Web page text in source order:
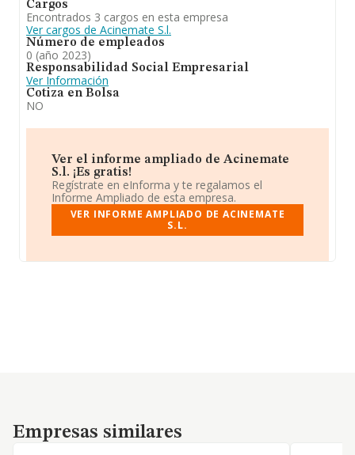
Cargos
Encontrados 3 cargos en esta empresa
Ver cargos de Acinemate S.l.
Número de empleados
0 (año 2023)
Responsabilidad Social Empresarial
Ver Información
Cotiza en Bolsa
NO
Ver el informe ampliado de Acinemate
S.l. ¡Es gratis!
Regístrate en eInforma y te regalamos el
Informe Ampliado de esta empresa.
VER INFORME AMPLIADO DE ACINEMATE
S.L.
Empresas similares
Empresas similares